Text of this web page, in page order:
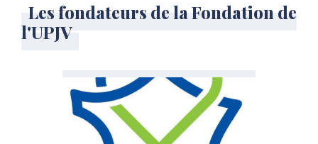
Les fondateurs de la Fondation de
l'UPJV